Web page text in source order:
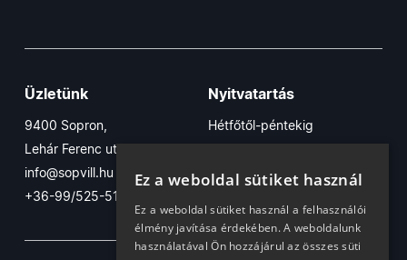
Üzletünk
9400 Sopron,
Lehár Ferenc utca 17/B
info@sopvill.hu
+36-99/525-515
Nyitvatartás
Hétfőtől-péntekig
7:30-16:30
Szombaton
Ez a weboldal sütiket használ
Ez a weboldal sütiket használ a felhasználói
élmény javítása érdekében. A weboldalunk
használatával Ön hozzájárul az összes süti